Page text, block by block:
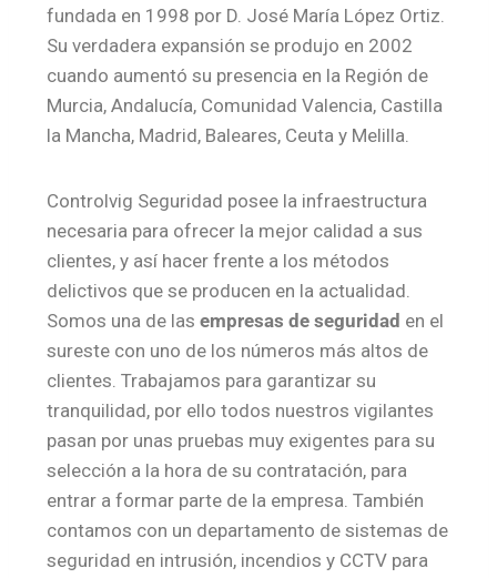
fundada en 1998 por D. José María López Ortiz.
Su verdadera expansión se produjo en 2002
cuando aumentó su presencia en la Región de
Murcia, Andalucía, Comunidad Valencia, Castilla
la Mancha, Madrid, Baleares, Ceuta y Melilla.
Controlvig Seguridad posee la infraestructura
necesaria para ofrecer la mejor calidad a sus
clientes, y así hacer frente a los métodos
delictivos que se producen en la actualidad.
Somos una de las empresas de seguridad en el
sureste con uno de los números más altos de
clientes. Trabajamos para garantizar su
tranquilidad, por ello todos nuestros vigilantes
pasan por unas pruebas muy exigentes para su
selección a la hora de su contratación, para
entrar a formar parte de la empresa. También
contamos con un departamento de sistemas de
seguridad en intrusión, incendios y CCTV para